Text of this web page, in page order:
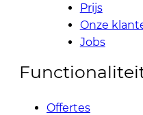
Prijs
Onze
Jobs
Offertes